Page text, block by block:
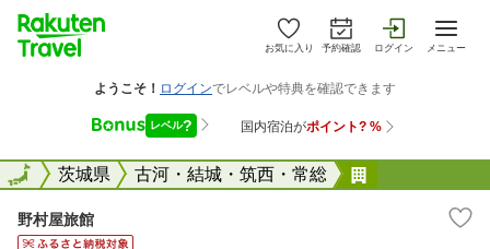
お気に入り 予約確認 ログイン メニュー
全国茨城県 古河・結城・筑西・常総
全国
野村屋旅館